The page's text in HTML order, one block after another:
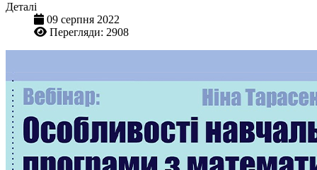
Деталі
09 серпня 2022
Перегляди: 2908